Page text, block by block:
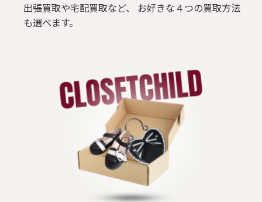
出張買取や宅配買取など、 お好きな４つの買取方法
も選べます。